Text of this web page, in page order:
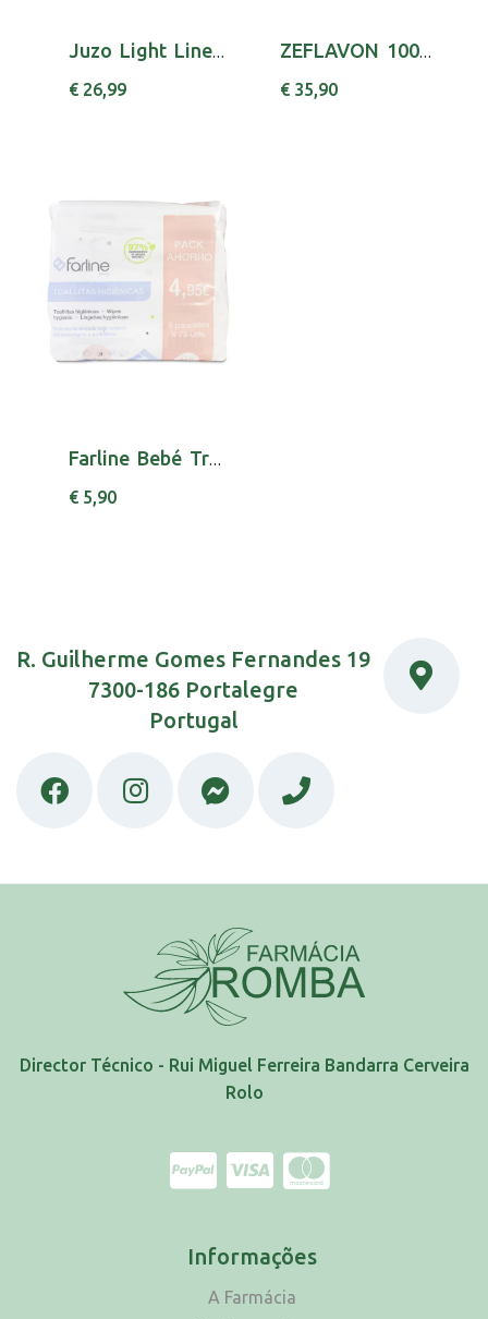
Juzo Light Line Coll At 140 5140 Iv
€ 26,99
ZEFLAVON 1000 , 1000 MG BLISTER 60 UNIDADE(S)...
€ 35,90
Farline Bebé Trio Toalhitas higiénicas 3 x 72...
€ 5,90
R. Guilherme Gomes Fernandes 19
7300-186 Portalegre
Portugal
Director Técnico - Rui Miguel Ferreira Bandarra Cerveira
Rolo
Informações
A Farmácia